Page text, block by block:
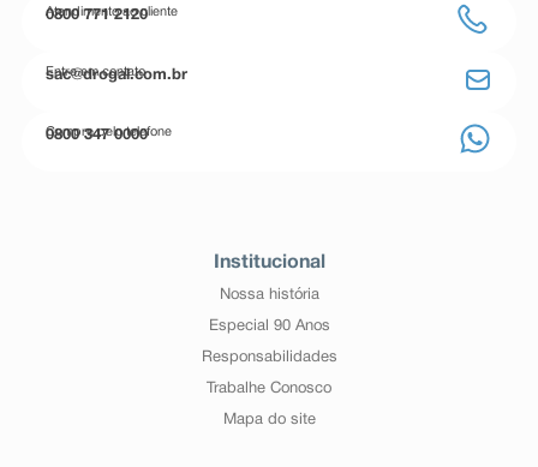
Atendimento ao cliente
0800 771 2120
Entre em contato
sac@drogal.com.br
Compre pelo telefone
0800 347 0000
Institucional
Nossa história
Especial 90 Anos
Responsabilidades
Trabalhe Conosco
Mapa do site